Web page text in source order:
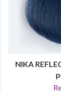
NIKA